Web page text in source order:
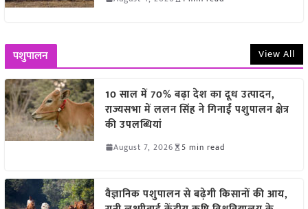
पशुपालन View All
10 साल में 70% बढ़ा देश का दूध उत्पादन,
राज्यसभा में ललन सिंह ने गिनाईं पशुपालन क्षेत्र
की उपलब्धियां
August 7, 2026 5 min read
वैज्ञानिक पशुपालन से बढ़ेगी किसानों की आय,